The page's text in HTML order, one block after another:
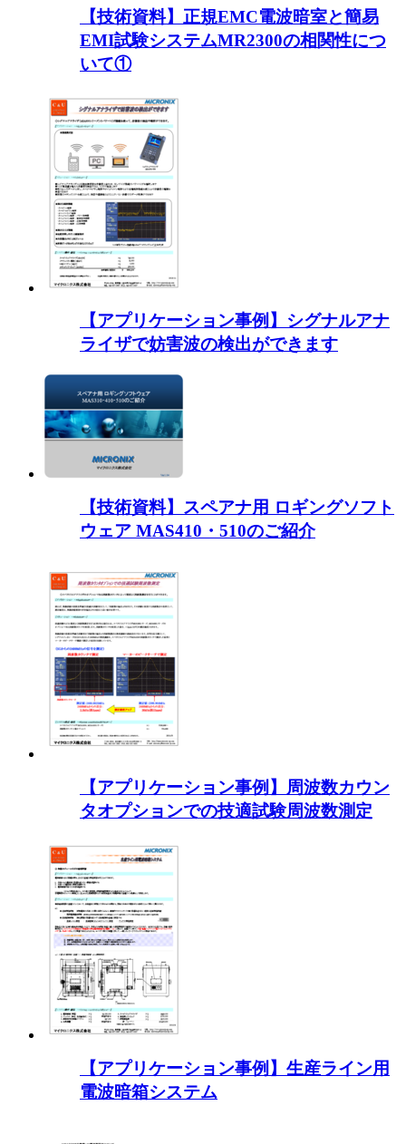
【技術資料】正規EMC電波暗室と簡易
EMI試験システムMR2300の相関性につ
いて①
【アプリケーション事例】シグナルアナ
ライザで妨害波の検出ができます
【技術資料】スペアナ用 ロギングソフト
ウェア MAS410・510のご紹介
【アプリケーション事例】周波数カウン
タオプションでの技適試験周波数測定
【アプリケーション事例】生産ライン用
電波暗箱システム